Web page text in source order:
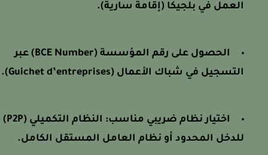
العمل في بلجيكا (إقامة سارية).
الحصول على رقم المؤسسة (BCE Number) عبر
التسجيل في شباك الأعمال (Guichet d’entreprises).
اختيار نظام ضريبي مناسب: النظام التكميلي (P2P)
للدخل المحدود أو نظام العامل المستقل الكامل.